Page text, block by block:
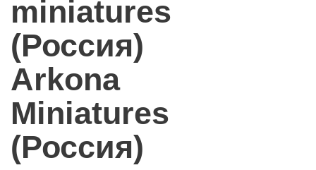
miniatures
(Россия)
Arkona
Miniatures
(Россия)